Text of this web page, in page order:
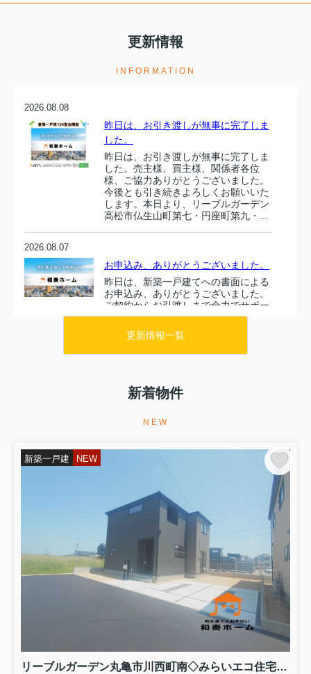
更新情報
INFORMATION
2026.08.08
昨日は、お引き渡しが無事に完了しま
した。
昨日は、お引き渡しが無事に完了しま
した。売主様、買主様、関係者各位
様、ご協力ありがとうございました。
今後とも引き続きよろしくお願いいた
します。本日より、リーブルガーデン
高松市仏生山町第七・円座町第九・...
2026.08.07
お申込み、ありがとうございました。
昨日は、新築一戸建てへの書面による
お申込み、ありがとうございました。
ご契約からお引渡しまで全力でサポー
トいたします。引き続きよろしくお願
いいたします。...
2026.08.05
新築一戸建てご購入をお考えの方は、
新築一戸建てご購入をお考えの方は、
和奏ホーム㈱までご相談ください。 新
築一戸建てご購入に関する疑問や諸経
費、ご購入からお引渡しまでの流れな
ど、お客様の疑問について丁寧にご対
応いたします。 また、住宅ロ...
販売価格が変更になりました！
リーブルガーデン高松市香川町第八・
円座町第九・丸亀市三条町第三の販売
価格が変更になりました！どの物件も
みらいエコ住宅補助金７５万円対象の
更新情報一覧
新着物件
NEW
新築一戸建 NEW
リーブルガーデン丸亀市川西町南◇みらいエコ住宅補助金対象のお得な長期優良住宅です。 ４号棟